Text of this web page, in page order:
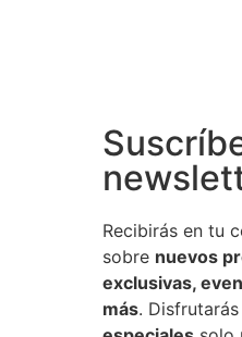
Recibirás en tu
sobre nuevos
exclusivas,
más.